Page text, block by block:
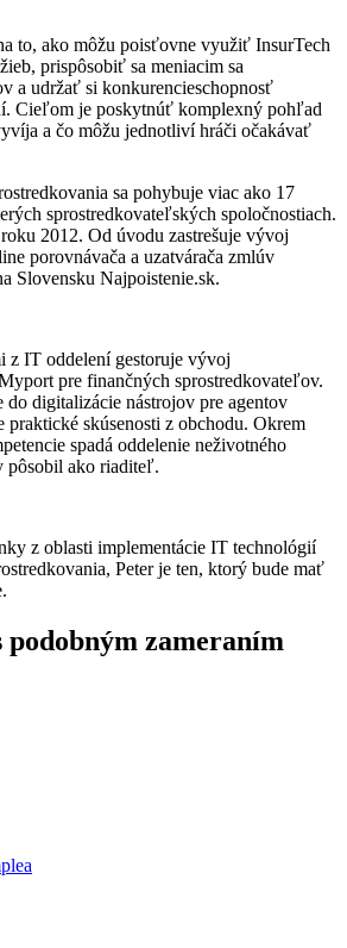
to, ako môžu poisťovne využiť InsurTech
prispôsobiť sa meniacim sa
a udržať si konkurencieschopnosť
Cieľom je poskytnúť komplexný pohľad
a čo môžu jednotliví hráči očakávať
sa pohybuje viac ako 17
sprostredkovateľských spoločnostiach.
2012. Od úvodu zastrešuje vývoj
porovnávača a uzatvárača zmlúv
Slovensku Najpoistenie.sk.
z IT oddelení gestoruje vývoj
pre finančných sprostredkovateľov.
digitalizácie nástrojov pre agentov
praktické skúsenosti z obchodu. Okrem
spadá oddelenie neživotného
pôsobil ako riaditeľ.
z oblasti implementácie IT technológií
Peter je ten, ktorý bude mať
podobným zameraním